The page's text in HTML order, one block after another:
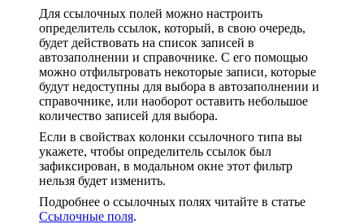
Для ссылочных полей можно настроить
определитель ссылок, который, в свою очередь,
будет действовать на список записей в
автозаполнении и справочнике. С его помощью
можно отфильтровать некоторые записи, которые
будут недоступны для выбора в автозаполнении и
справочнике, или наоборот оставить небольшое
количество записей для выбора.
Если в свойствах колонки ссылочного типа вы
укажете, чтобы определитель ссылок был
зафиксирован, в модальном окне этот фильтр
нельзя будет изменить.
Подробнее о ссылочных полях читайте в статье
Ссылочные поля.